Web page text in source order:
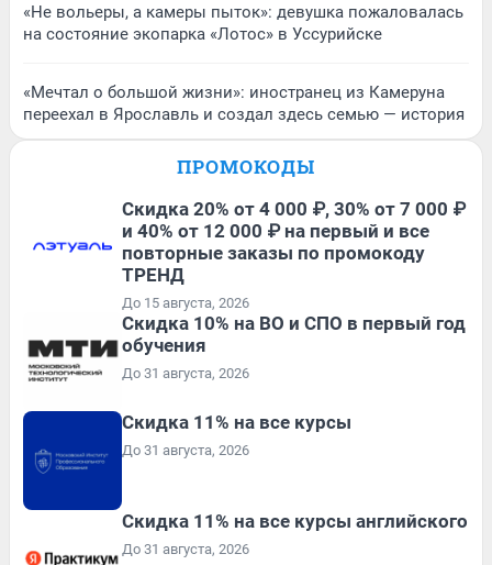
«Не вольеры, а камеры пыток»: девушка пожаловалась
на состояние экопарка «Лотос» в Уссурийске
«Мечтал о большой жизни»: иностранец из Камеруна
переехал в Ярославль и создал здесь семью — история
ПРОМОКОДЫ
Скидка 20% от 4 000 ₽, 30% от 7 000 ₽
и 40% от 12 000 ₽ на первый и все
повторные заказы по промокоду
ТРЕНД
До 15 августа, 2026
Скидка 10% на ВО и СПО в первый год
обучения
До 31 августа, 2026
Скидка 11% на все курсы
До 31 августа, 2026
Скидка 11% на все курсы английского
До 31 августа, 2026